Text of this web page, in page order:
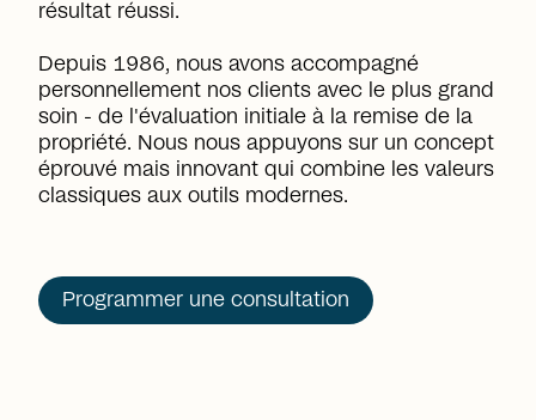
résultat réussi.
Depuis 1986, nous avons accompagné
personnellement nos clients avec le plus grand
soin - de l'évaluation initiale à la remise de la
propriété. Nous nous appuyons sur un concept
éprouvé mais innovant qui combine les valeurs
classiques aux outils modernes.
Programmer une consultation